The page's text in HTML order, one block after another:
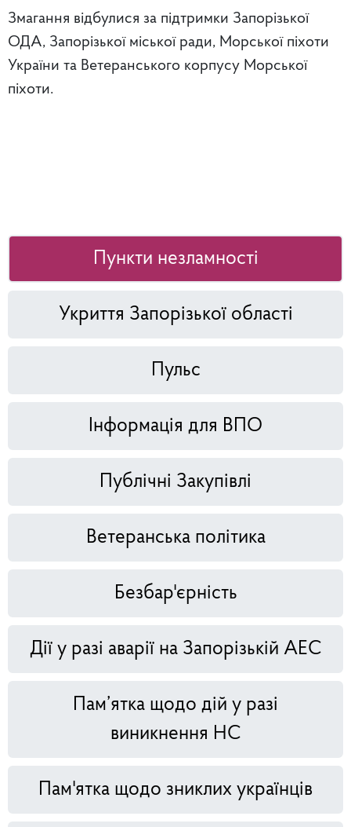
Змагання відбулися за підтримки Запорізької
ОДА, Запорізької міської ради, Морської піхоти
України та Ветеранського корпусу Морської
піхоти.
Пункти незламності
Укриття Запорізької області
Пульс
Інформація для ВПО
Публічні Закупівлі
Ветеранська політика
Безбар'єрність
Дії у разі аварії на Запорізькій АЕС
Пам’ятка щодо дій у разі
виникнення НС
Пам'ятка щодо зниклих українців